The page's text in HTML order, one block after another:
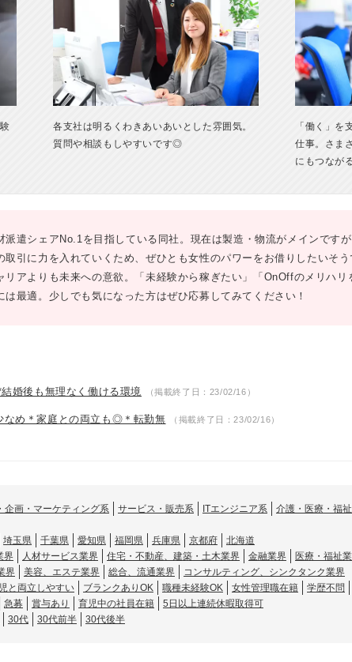
各支社は明るくわきあいあいとした雰囲気。
質問や相談もしやすいです◎
「働く」を
仕事。さま
にもつなが
派遣シェアNo.1を目指している同社。現在は製造・物流がメインです
取引に力を入れていくため、ぜひとも女性のパワーをお借りしたいそ
リアよりも未来への意欲。「未経験から稼ぎたい」「OnOffのメリハ
は最適。少しでも気になった方はぜひ応募してみてください！
婚後も無理なく働ける環境 （掲載終了日：23/02/16）
なめ＊家庭との両立も◎＊転勤無 （掲載終了日：23/02/16）
企画・マーケティング系 サービス・販売系 ITエンジニア系 介護・医療・福
埼玉県 千葉県 愛知県 福岡県 兵庫県 京都府
北海道
界 人材サービス業界 住宅・不動産、建築・土木業界 金融業界 医療・福祉
界
美容、エステ業界 総合、流通業界
コンサルティング、シンクタンク業界
と両立しやすい ブランクありOK 職種未経験OK 女性管理職在籍 学歴不問
急募 賞与あり 育児中の社員在籍
5日以上連続休暇取得可
30代 30代前半 30代後半